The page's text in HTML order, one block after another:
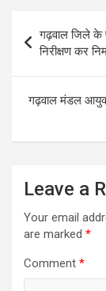
A
p
p
b
o
o
k
navigation
गढ़वाल जिले के
निरीक्षण कर
गढ़वाल मंडल
Leave a
Your email
are marked *
Comment *